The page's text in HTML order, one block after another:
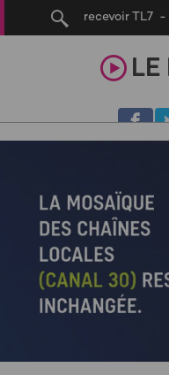
recevoir TL7
LE